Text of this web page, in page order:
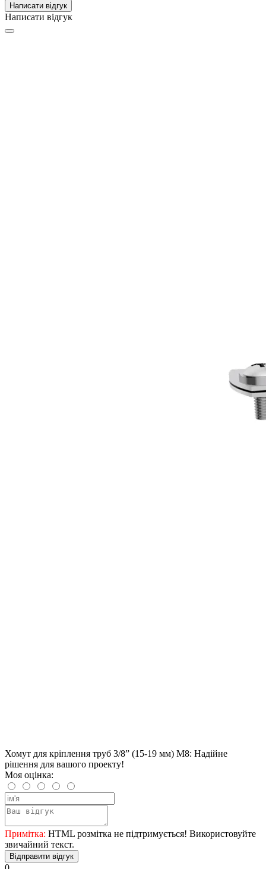
Написати відгук
Написати відгук
Хомут для кріплення труб 3/8” (15-19 мм) М8: Надійне
рішення для вашого проекту!
Моя оцінка:
Примітка: HTML розмітка не підтримується! Використовуйте
звичайний текст.
Відправити відгук